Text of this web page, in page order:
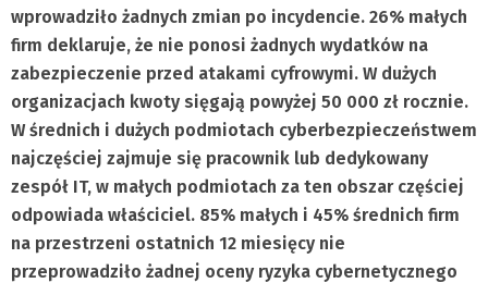
wprowadziło żadnych zmian po incydencie. 26% małych
firm deklaruje, że nie ponosi żadnych wydatków na
zabezpieczenie przed atakami cyfrowymi. W dużych
organizacjach kwoty sięgają powyżej 50 000 zł rocznie.
W średnich i dużych podmiotach cyberbezpieczeństwem
najczęściej zajmuje się pracownik lub dedykowany
zespół IT, w małych podmiotach za ten obszar częściej
odpowiada właściciel. 85% małych i 45% średnich firm
na przestrzeni ostatnich 12 miesięcy nie
przeprowadziło żadnej oceny ryzyka cybernetycznego